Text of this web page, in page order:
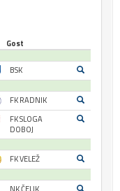
Gost
BSK
FK RADNIK
FK SLOGA
DOBOJ
FK VELEŽ